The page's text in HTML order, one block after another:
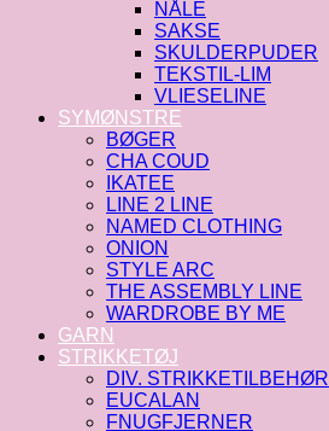
NÅLE
SAKSE
SKULDERPUDER
TEKSTIL-LIM
VLIESELINE
SYMØNSTRE
BØGER
CHA COUD
IKATEE
LINE 2 LINE
NAMED CLOTHING
ONION
STYLE ARC
THE ASSEMBLY LINE
WARDROBE BY ME
GARN
STRIKKETØJ
DIV. STRIKKETILBEHØR
EUCALAN
FNUGFJERNER